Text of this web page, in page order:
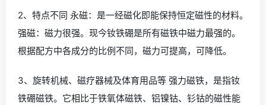
2、特点不同 永磁：是一经磁化即能保持恒定磁性的材料。
强磁：磁力很强。现今钕铁硼是所有磁铁中磁力最强的。
根据配方中各成分的比例不同，磁力可提高，可降低。
3、旋转机械、磁疗器械及体育用品等 强力磁铁，是指钕
铁硼磁铁。它相比于铁氧体磁铁、铝镍钴、钐钴的磁性能